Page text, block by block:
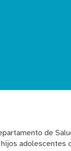
de
hijos adolescentes